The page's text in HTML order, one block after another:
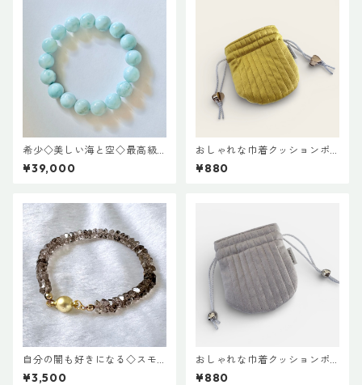
希少◇美しい海と空◇最高級
ラリマー11mm玉
¥39,000
おしゃれな巾着クッションポ
ーチ♡イエロ＝
¥880
自分の闇も好きになる◇スモ
ーキークオーツブレスレット
¥3,500
おしゃれな巾着クッションポ
ーチ♡シルバー
¥880